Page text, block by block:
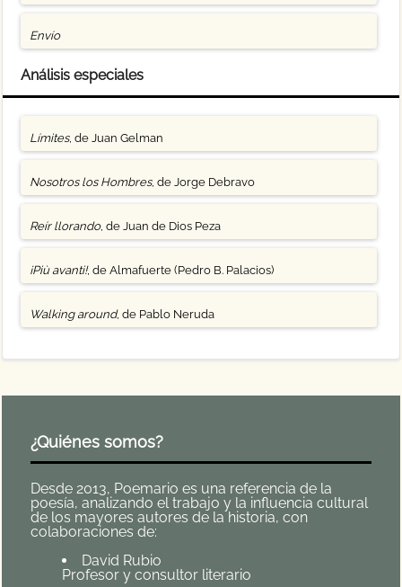
Envío
Análisis especiales
Límites, de Juan Gelman
Nosotros los Hombres, de Jorge Debravo
Reír llorando, de Juan de Dios Peza
¡Più avanti!, de Almafuerte (Pedro B. Palacios)
Walking around, de Pablo Neruda
¿Quiénes somos?
Desde 2013, Poemario es una referencia de la
poesía, analizando el trabajo y la influencia cultural
de los mayores autores de la historia, con
colaboraciones de:
David Rubio
Profesor y consultor literario